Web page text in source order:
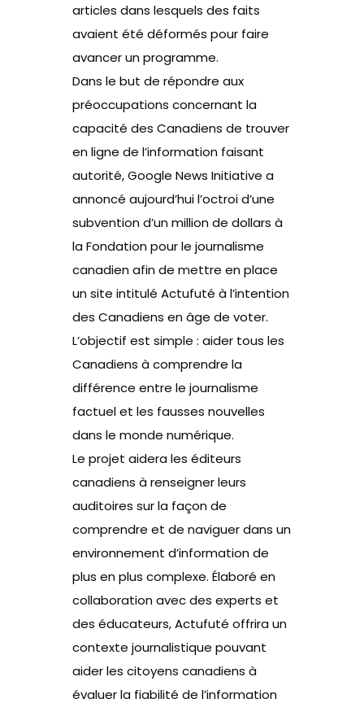
articles dans lesquels des faits
avaient été déformés pour faire
avancer un programme.
Dans le but de répondre aux
préoccupations concernant la
capacité des Canadiens de trouver
en ligne de l’information faisant
autorité, Google News Initiative a
annoncé aujourd’hui l’octroi d’une
subvention d’un million de dollars à
la Fondation pour le journalisme
canadien afin de mettre en place
un site intitulé Actufuté à l’intention
des Canadiens en âge de voter.
L’objectif est simple : aider tous les
Canadiens à comprendre la
différence entre le journalisme
factuel et les fausses nouvelles
dans le monde numérique.
Le projet aidera les éditeurs
canadiens à renseigner leurs
auditoires sur la façon de
comprendre et de naviguer dans un
environnement d’information de
plus en plus complexe. Élaboré en
collaboration avec des experts et
des éducateurs, Actufuté offrira un
contexte journalistique pouvant
aider les citoyens canadiens à
évaluer la fiabilité de l’information